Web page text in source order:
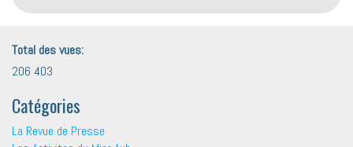
Total des vues:
206 403
Catégories
La Revue de Presse